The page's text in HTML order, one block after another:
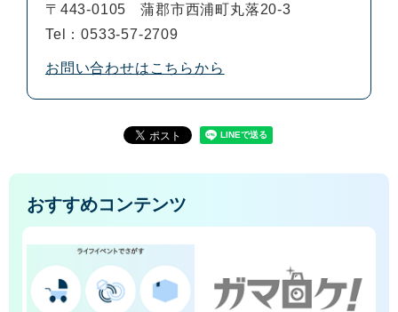
〒443-0105
蒲郡市西浦町丸落20-3
Tel：0533-57-2709
お問い合わせはこちらから
おすすめコンテンツ